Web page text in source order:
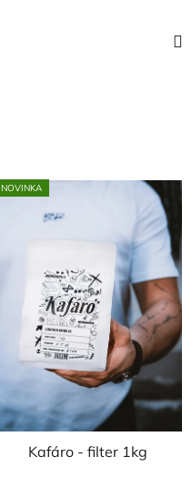
NOVINKA
Kafáro - filter 1kg